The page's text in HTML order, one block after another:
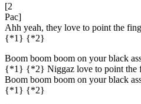
[2
Pac]
Ahh yeah, they love to point the
{*1} {*2}
Boom boom boom on your black
{*1} {*2} Niggaz love to point the
Boom boom boom on your black
{*1} {*2}